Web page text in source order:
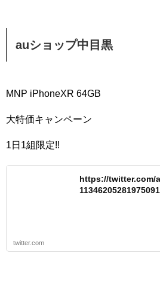
auショップ中目黒
MNP iPhoneXR 64GB
大特価キャンペーン
1日1組限定!!
https://twitter.com/
twitter.com